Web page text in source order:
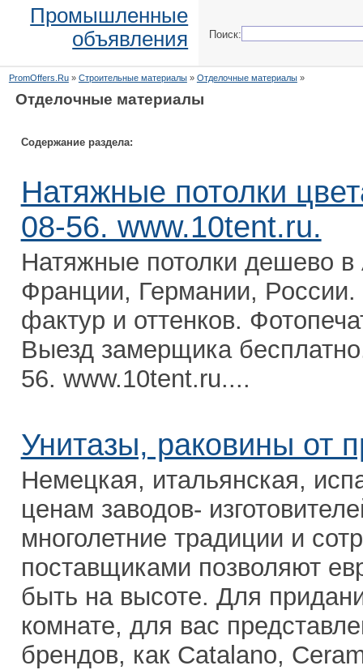
Промышленные
объявления
Поиск:
PromOffers.Ru» Строительные материалы» Отделочные материалы»
Отделочные материалы
Содержание раздела:
Натяжные потолки
08-56. www.10tent.ru.
Натяжные потолки дешево в
Франции, Германии,
фактур и оттенков.
Выезд замерщика
56. www.10tent.ru....
Унитазы, раковины от
Немецкая, итальянская,
ценам заводов-
многолетние традиции и
поставщиками позволяют
быть на высоте. Для
комнате, для вас
брендов, как Catalano,